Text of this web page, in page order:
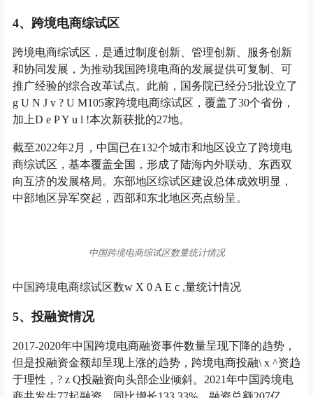
4、跨境电商综试区
跨境电商综试区，是通过制度创新、管理创新、服务创新
和协同发展，为推动我国跨境电商的发展提供可复制、可
推广经验的综合改革试点。此前，国务院已经分5批设立了
g U N J v ? U M105家跨境电商综试区，覆盖了30个省份，
加上D e P Y u l !本次新获批的27地。
截至2022年2月，中国已在132个城市和地区设立了跨境电
商综试区，基本覆盖全国，形成了陆海内外联动、东西双
向互济的发展格局。东部地区综试区建设总体成效明显，
中部地区异军突起，西部和东北地区亮点纷呈。
中国跨境电商综试区数量统计情况
中国跨境电商综试区数w X 0 A E c ,量统计情况
5、投融资情况
2017-2020年中国跨境电商融资事件数量呈现下降的趋势，
但是投融资金额却呈现上涨的趋势，跨境电商投融\ x ^资趋
于理性， ? z Q投融资向头部企业倾斜。2021年中国跨境电